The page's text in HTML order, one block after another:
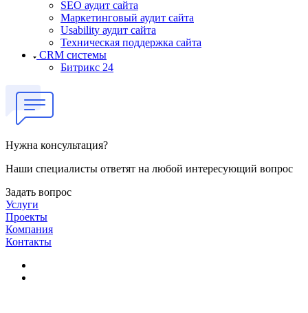
SEO аудит сайта
Маркетинговый аудит сайта
Usability аудит сайта
Техническая поддержка сайта
CRM системы
Битрикс 24
Нужна консультация?
Наши специалисты ответят на любой интересующий вопрос
Задать вопрос
Услуги
Проекты
Компания
Контакты